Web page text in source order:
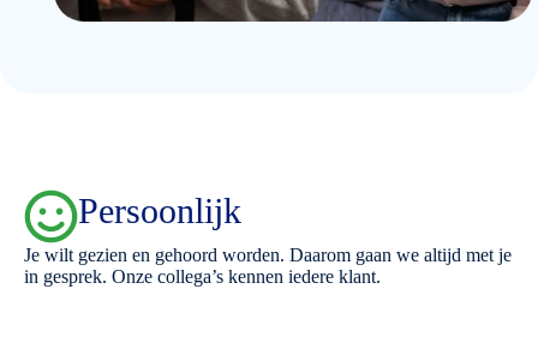
Persoonlijk
Je wilt gezien en gehoord worden. Daarom gaan we altijd met je
in gesprek. Onze collega’s kennen iedere klant.